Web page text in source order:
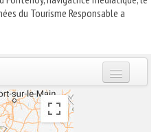
du Tourisme Responsable a
VOUS